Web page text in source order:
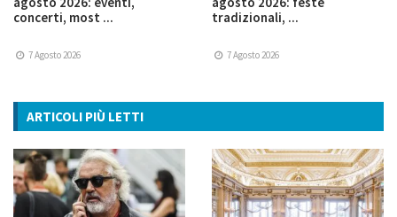
concerti, most ...
7 Agosto 2026
tradizionali, ...
7 Agosto 2026
ARTICOLI PIÙ LETTI